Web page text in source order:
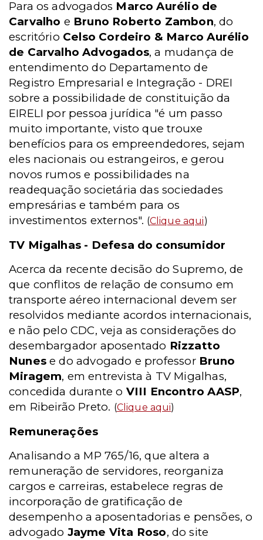
Para os advogados Marco Aurélio de
Carvalho e Bruno Roberto Zambon, do
escritório Celso Cordeiro & Marco Aurélio
de Carvalho Advogados, a mudança de
entendimento do Departamento de
Registro Empresarial e Integração - DREI
sobre a possibilidade de constituição da
EIRELI por pessoa jurídica "é um passo
muito importante, visto que trouxe
benefícios para os empreendedores, sejam
eles nacionais ou estrangeiros, e gerou
novos rumos e possibilidades na
readequação societária das sociedades
empresárias e também para os
investimentos externos". (Clique aqui)
TV Migalhas - Defesa do consumidor
Acerca da recente decisão do Supremo, de
que conflitos de relação de consumo em
transporte aéreo internacional devem ser
resolvidos mediante acordos internacionais,
e não pelo CDC, veja as considerações do
desembargador aposentado Rizzatto
Nunese do advogado e professor Bruno
Miragem, em entrevista à TV Migalhas,
concedida durante o VIII Encontro AASP,
em Ribeirão Preto. (Clique aqui)
Remunerações
Analisando a MP 765/16, que altera a
remuneração de servidores, reorganiza
cargos e carreiras, estabelece regras de
incorporação de gratificação de
desempenho a aposentadorias e pensões, o
advogado Jayme Vita Roso, do site